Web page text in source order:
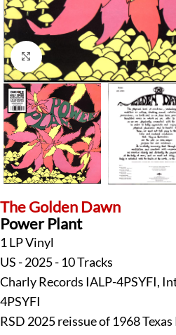
Klick zum Vergrößern
The Golden Dawn
Power Plant
1 LP Vinyl
US - 2025 - 10 Tracks
Charly Records IALP-4PSYFI,
4PSYFI
RSD 2025 reissue of 1968